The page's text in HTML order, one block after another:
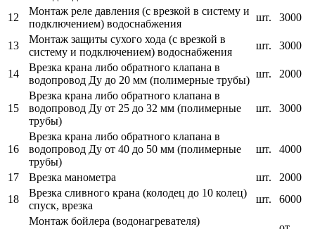
12
Монтаж реле давления (с врезкой в систему и
подключением) водоснабжения
шт. 3000
13
Монтаж защиты сухого хода (с врезкой в
систему и подключением) водоснабжения
шт. 3000
14
Врезка крана либо обратного клапана в
водопровод Ду до 20 мм (полимерные трубы)
шт. 2000
15
Врезка крана либо обратного клапана в
водопровод Ду от 25 до 32 мм (полимерные
трубы)
шт. 3000
16
Врезка крана либо обратного клапана в
водопровод Ду от 40 до 50 мм (полимерные
трубы)
шт. 4000
17 Врезка манометра шт.
2000
18
Врезка сливного крана (колодец до 10 колец)
спуск, врезка
шт. 6000
Монтаж бойлера (водонагревателя)